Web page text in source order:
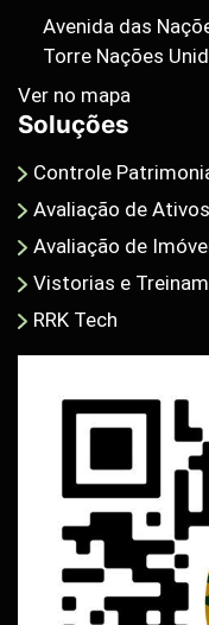
Avenida das
Torre Nações
Ver no mapa
Soluções
Controle
Avaliação de Ativos
Avaliação de
Vistorias e
RRK Tech